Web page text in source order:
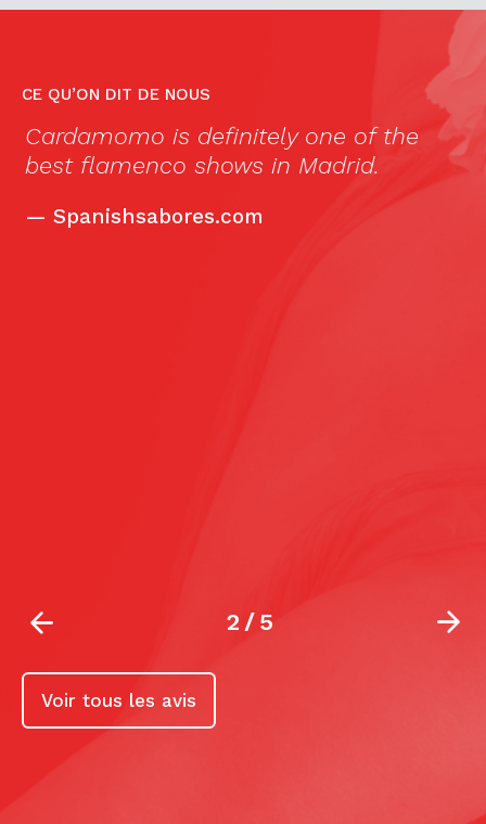
CE QU’ON DIT DE NOUS
Cardamomo is definitely one of the
best flamenco shows in Madrid.
— Spanishsabores.com
«
2/5
Voir tous les avis